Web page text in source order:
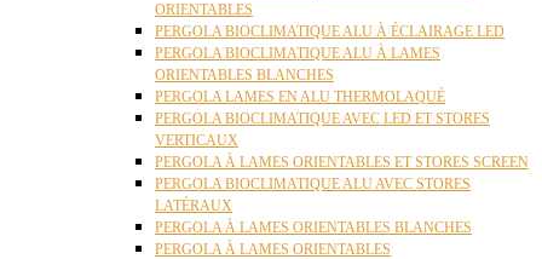
ORIENTABLES
PERGOLA BIOCLIMATIQUE ALU À ÉCLAIRAGE LED
PERGOLA BIOCLIMATIQUE ALU À LAMES
ORIENTABLES BLANCHES
PERGOLA LAMES EN ALU THERMOLAQUÉ
PERGOLA BIOCLIMATIQUE AVEC LED ET STORES
VERTICAUX
PERGOLA À LAMES ORIENTABLES ET STORES SCREEN
PERGOLA BIOCLIMATIQUE ALU AVEC STORES
LATÉRAUX
PERGOLA À LAMES ORIENTABLES BLANCHES
PERGOLA À LAMES ORIENTABLES